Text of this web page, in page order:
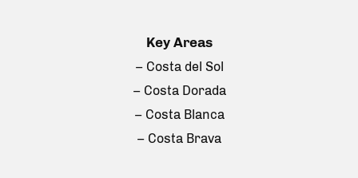
Key Areas
– Costa del Sol
– Costa Dorada
– Costa Blanca
– Costa Brava